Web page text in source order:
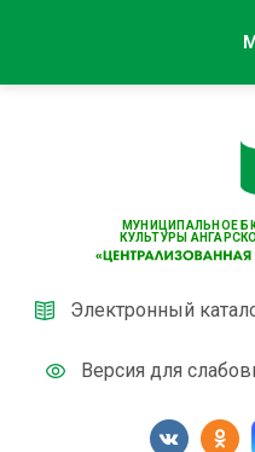
МУНИЦИПАЛЬНОЕ
КУЛЬТУРЫ
Электронный
Версия для